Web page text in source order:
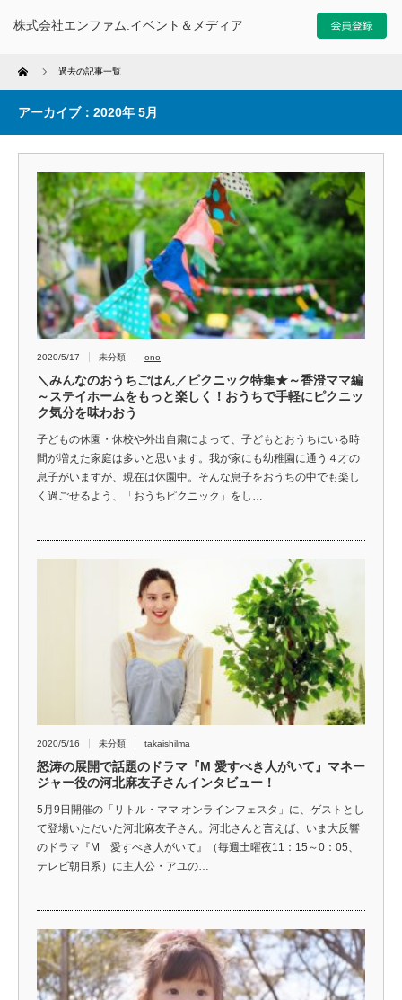
株式会社エンファム.イベント＆メディア
Home 過去の記事一覧
アーカイブ：2020年 5月
2020/5/17 未分類 ono
＼みんなのおうちごはん／ピクニック特集★～香澄ママ編
～ステイホームをもっと楽しく！おうちで手軽にピクニッ
ク気分を味わおう
子どもの休園・休校や外出自粛によって、子どもとおうちにいる時
間が増えた家庭は多いと思います。我が家にも幼稚園に通う４才の
息子がいますが、現在は休園中。そんな息子をおうちの中でも楽し
く過ごせるよう、「おうちピクニック」をし…
2020/5/16 未分類 takaishilma
怒涛の展開で話題のドラマ『M 愛すべき人がいて』マネー
ジャー役の河北麻友子さんインタビュー！
5月9日開催の「リトル・ママ オンラインフェスタ」に、ゲストとし
て登場いただいた河北麻友子さん。河北さんと言えば、いま大反響
のドラマ『M 愛すべき人がいて』（毎週土曜夜11：15～0：05、
テレビ朝日系）に主人公・アユの…